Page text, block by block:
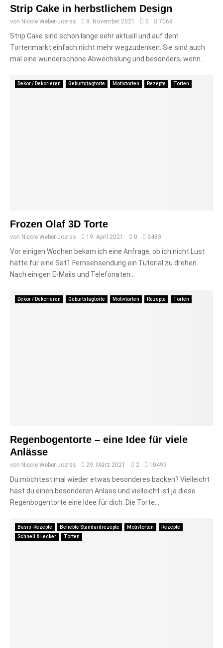
Strip Cake in herbstlichem Design
von Nicole Weber-Joerss 8. November 2021 0 7068
Strip Cake sind schon lange sehr aktuell und auf dem
Tortenmarkt einfach nicht mehr wegzudenken. Sie sind auch
mal eine wunderschöne Abwechslung und besonders, wenn...
Dekor / Dekorieren Geburtstagtorte Motivtorten Rezepte Torten
Frozen Olaf 3D Torte
von Nicole Weber-Joerss 19. April 2021 0 9483
Vor einigen Wochen bekam ich eine Anfrage, ob ich nicht Lust
hätte für eine Sat1 Fernsehsendung ein Tutorial zu drehen.
Nach einigen E-Mails und Telefonaten...
Dekor / Dekorieren Geburtstagtorte Motivtorten Rezepte Torten
Regenbogentorte – eine Idee für viele
Anlässe
von Nicole Weber-Joerss 29. März 2021 2 10499
Du möchtest mal wieder etwas besonderes backen? Vielleicht
hast du einen besonderen Anlass und vielleicht ist ja diese
Regenbogentorte eine Idee für dich. Die Torte...
Basis-Rezepte Beliebte Standardrezepte Motivtorten
Rezepte
Schnell & Lecker
Torten